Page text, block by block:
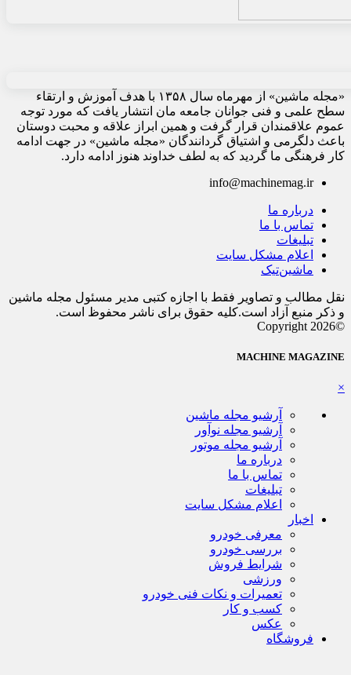
«مجله ماشین» از مهرماه سال ۱۳۵۸ با هدف آموزش و ارتقاء
سطح علمی و فنی جوانان جامعه مان انتشار یافت که مورد توجه
عموم علاقمندان قرار گرفت و همین ابراز علاقه و محبت دوستان
باعث دلگرمی و اشتیاق گردانندگان «مجله ماشین» در جهت ادامه
کار فرهنگی ما گردید که به لطف خداوند هنوز ادامه دارد.
info@machinemag.ir
درباره ما
تماس با ما
تبلیغات
اعلام مشکل سایت
ماشین‌تیک
نقل مطالب و تصاویر فقط با اجازه کتبی مدیر مسئول مجله ماشین
و ذکر منبع آزاد است.کلیه حقوق برای ناشر محفوظ است.
©Copyright 2026
MACHINE MAGAZINE
×
آرشیو مجله ماشین
آرشیو مجله نوآور
آرشیو مجله موتور
درباره ما
تماس با ما
تبلیغات
اعلام مشکل سایت
اخبار
معرفی خودرو
بررسی خودرو
شرایط فروش
ورزشی
تعمیرات و نکات فنی خودرو
کسب و کار
عکس
فروشگاه